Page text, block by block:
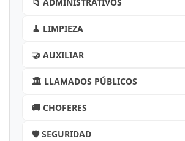
🧹 LIMPIEZA
🤝 AUXILIAR
🏛️ LLAMADOS PÚBLICOS
🚚 CHOFERES
🛡️ SEGURIDAD